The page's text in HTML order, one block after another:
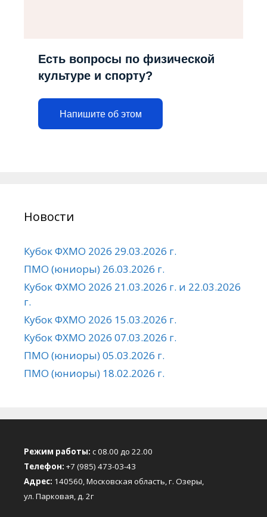
Есть вопросы по физической
культуре и спорту?
Напишите об этом
Новости
Кубок ФХМО 2026 29.03.2026 г.
ПМО (юниоры) 26.03.2026 г.
Кубок ФХМО 2026 21.03.2026 г. и 22.03.2026
г.
Кубок ФХМО 2026 15.03.2026 г.
Кубок ФХМО 2026 07.03.2026 г.
ПМО (юниоры) 05.03.2026 г.
ПМО (юниоры) 18.02.2026 г.
Режим работы: с 08.00 до 22.00
Телефон: +7 (985) 473-03-43
Адрес: 140560, Московская область, г. Озеры,
ул. Парковая, д. 2г